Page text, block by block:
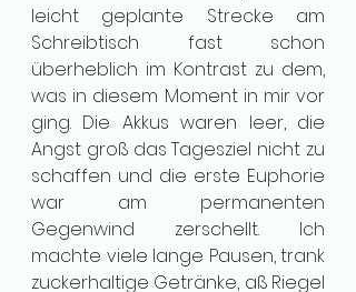
leicht geplante Strecke am
Schreibtisch fast schon
überheblich im Kontrast zu dem,
was in diesem Moment in mir vor
ging. Die Akkus waren leer, die
Angst groß das Tagesziel nicht zu
schaffen und die erste Euphorie
war am permanenten
Gegenwind zerschellt. Ich
machte viele lange Pausen, trank
zuckerhaltige Getränke, aß Riegel